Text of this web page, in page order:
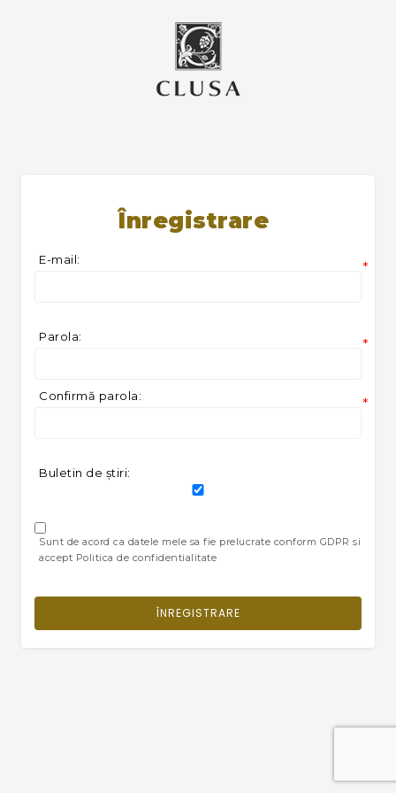
Înregistrare
E-mail: *
Parola: *
Confirmă parola: *
Buletin de ştiri:
Sunt de acord ca datele mele sa fie prelucrate conform GDPR si
accept Politica de confidentialitate
ÎNREGISTRARE